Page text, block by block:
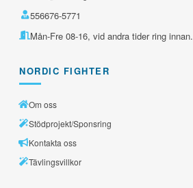
556676-5771
Mån-Fre 08-16, vid andra tider ring innan.
NORDIC FIGHTER
Om oss
Stödprojekt/Sponsring
Kontakta oss
Tävlingsvillkor